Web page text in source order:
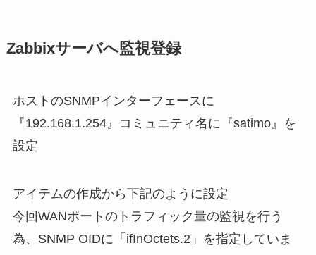
Zabbixサーバへ監視登録
ホストのSNMPインターフェースに
『192.168.1.254』コミュニティ名に『satimo』を
設定
アイテムの作成から下記のように設定
今回WANポートのトラフィック量の監視を行う
為、SNMP OIDに「ifInOctets.2」を指定していま